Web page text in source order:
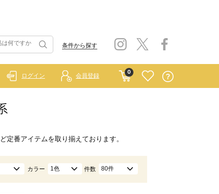
条件から探す
0
ログイン 会員登録
定番アイテムを取り揃えております。
カラー 1色 件数 80件